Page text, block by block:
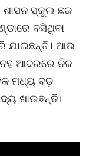
ଶାସନ ସ୍କୁଲ ଛକ
ବସିଥିବା
ଯାଇଛନ୍ତି। ଆଉ
ଆଦରରେ ନିଜ
ମଧ୍ୟ ବଡ଼
ଖାଉଛନ୍ତି।